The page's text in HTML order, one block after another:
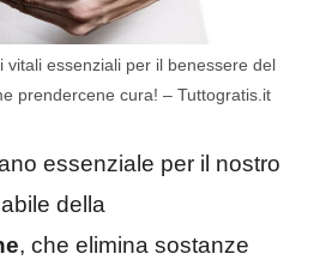
vitali essenziali per il benessere del
prendercene cura! – Tuttogratis.it
essenziale per il nostro
della
, che elimina sostanze